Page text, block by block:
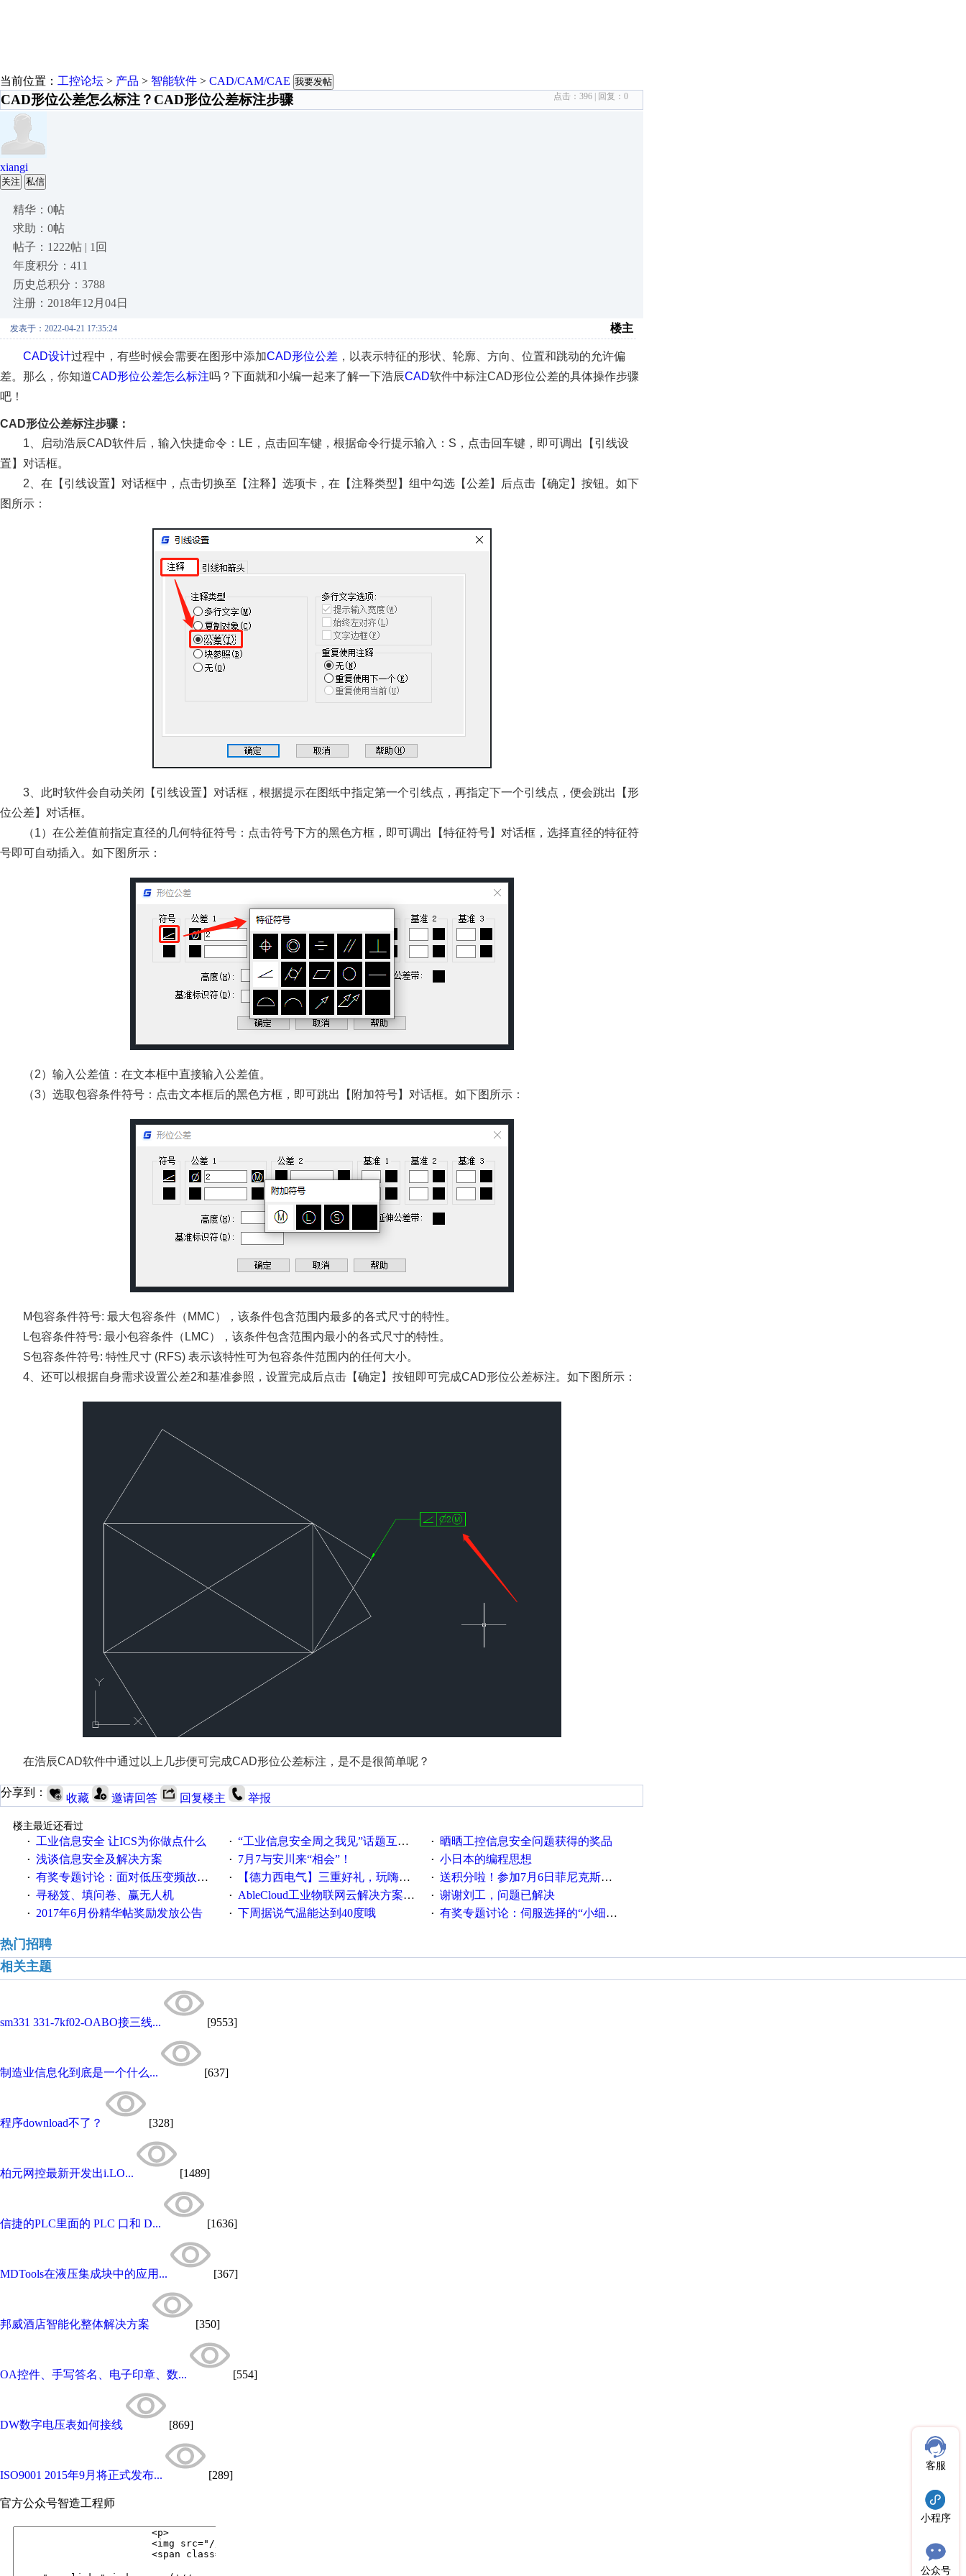
当前位置： 工控论坛 > 产品 > 智能软件 > CAD/CAM/CAE 我要发帖
CAD形位公差怎么标注？CAD形位公差标注步骤 点击： 396 | 回复： 0
xiangi
关注 私信
精华：0帖
求助：0帖
帖子：1222帖 | 1回
年度积分：411
历史总积分：3788
注册：2018年12月04日
发表于：2022-04-21 17:35:24 楼主
CAD设计过程中，有些时候会需要在图形中添加CAD形位公差 ，以表示特征的形状、轮廓、方向、位置和跳动的允许偏
差。那么，你知道CAD形位公差怎么标注吗？下面就和小编一起来了解一下浩辰CAD软件中标注CAD形位公差的具体操作步骤
吧！
CAD形位公差标注步骤：
1、启动浩辰CAD软件后，输入快捷命令：LE，点击回车键，根据命令行提示输入：S，点击回车键，即可调出【引线设
置】对话框。
2、在【引线设置】对话框中，点击切换至【注释】选项卡，在【注释类型】组中勾选【公差】后点击【确定】按钮。如下
图所示：
3、此时软件会自动关闭【引线设置】对话框，根据提示在图纸中指定第一个引线点，再指定下一个引线点，便会跳出【形
位公差】对话框。
（1）在公差值前指定直径的几何特征符号：点击符号下方的黑色方框，即可调出【特征符号】对话框，选择直径的特征符
号即可自动插入。如下图所示：
（2）输入公差值：在文本框中直接输入公差值。
（3）选取包容条件符号：点击文本框后的黑色方框，即可跳出【附加符号】对话框。如下图所示：
M包容条件符号: 最大包容条件（MMC），该条件包含范围内最多的各式尺寸的特性。
L包容条件符号: 最小包容条件（LMC），该条件包含范围内最小的各式尺寸的特性。
S包容条件符号: 特性尺寸 (RFS) 表示该特性可为包容条件范围内的任何大小。
4、还可以根据自身需求设置公差2和基准参照，设置完成后点击【确定】按钮即可完成CAD形位公差标注。如下图所示：
在浩辰CAD软件中通过以上几步便可完成CAD形位公差标注，是不是很简单呢？
分享到： 收藏 邀请回答 回复楼主 举报
楼主最近还看过
·
工业信息安全 让ICS为你做点什么 · “工业信息安全周之我见”话题互动获奖名单发布公告 · 晒晒工控信息安全问题获得的奖品
· 浅谈信息安全及解决方案 · 7月7与安川来“相会”！ · 小日本的编程思想
· 有奖专题讨论：面对低压变频故障，老手是这样解决的！ · 【德力西电气】三重好礼，玩嗨夏日！ · 送积分啦！参加7月6日菲尼克斯在线研讨会即得
· 寻秘笈、填问卷、赢无人机 · AbleCloud工业物联网云解决方案实践及应用 · 谢谢刘工，问题已解决
· 2017年6月份精华帖奖励发放公告 · 下周据说气温能达到40度哦 · 有奖专题讨论：伺服选择的“小细节大学问”奖励公告
热门招聘
相关主题
sm331 331-7kf02-OABO接三线... [9553]
制造业信息化到底是一个什么... [637]
程序download不了？ [328]
柏元网控最新开发出i.LO... [1489]
信捷的PLC里面的 PLC 口和 D... [1636]
MDTools在液压集成块中的应用... [367]
邦威酒店智能化整体解决方案 [350]
OA控件、手写答名、电子印章、数... [554]
DW数字电压表如何接线 [869]
ISO9001 2015年9月将正式发布... [289]
官方公众号智造工程师
客服
小程序
公众号